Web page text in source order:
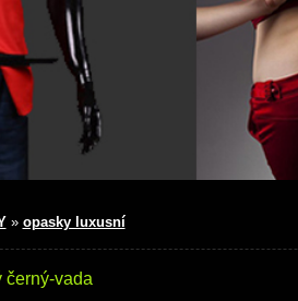
» opasky luxusní
černý-vada